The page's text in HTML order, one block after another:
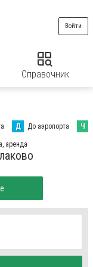
Справочник
Войти
Д До аэропорта Ч
аренда